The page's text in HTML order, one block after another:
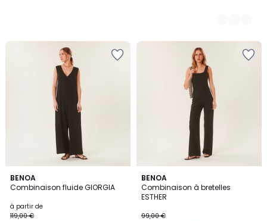
BENOA
Combinaison fluide GIORGIA
à partir de
119,00 €
4
Couleurs
BENOA
Combinaison à bretelles
ESTHER
99,00 €
2
Couleurs